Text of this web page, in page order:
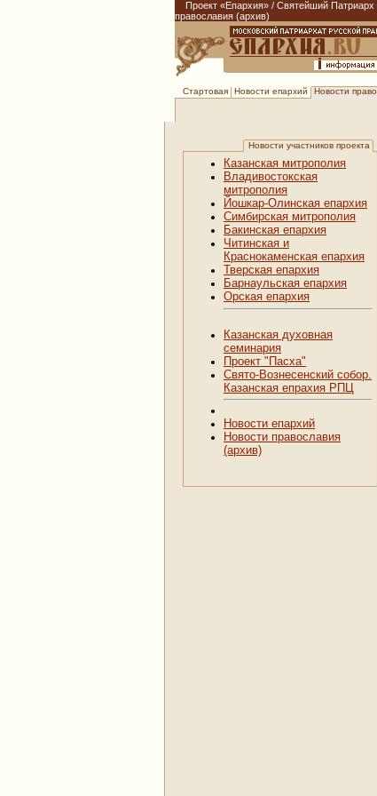
Проект «Епархия» / Святейший Патриарх
православия (архив)
Стартовая Новости епархий Новости
Новости участников проекта
Казанская митрополия
Владивостокская
митрополия
Йошкар-Олинская епархия
Симбирская митрополия
Бакинская епархия
Читинская и
Краснокаменская епархия
Тверская епархия
Барнаульская епархия
Орская епархия
Казанская духовная
семинария
Проект "Пасха"
Свято-Вознесенский собор.
Казанская епрахия РПЦ
Новости епархий
Новости православия
(архив)